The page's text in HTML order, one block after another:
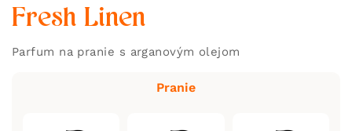
Fresh Linen
Parfum na pranie s arganovým olejom
Pranie